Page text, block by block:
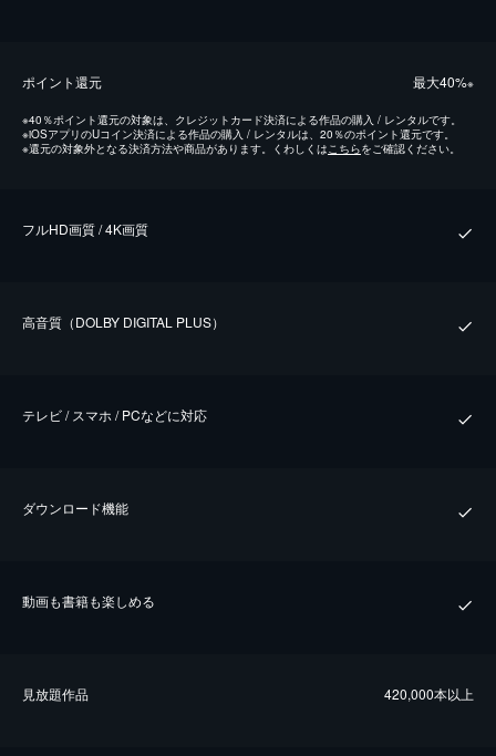
ポイント還元 最⼤40%※
※40％ポイント還元の対象は、クレジットカード決済による作品の購入 / レンタルです。
※iOSアプリのUコイン決済による作品の購入 / レンタルは、20％のポイント還元です。
※還元の対象外となる決済方法や商品があります。くわしくはこちらをご確認ください。
フルHD画質 / 4K画質
⾼⾳質（DOLBY DIGITAL PLUS）
テレビ / スマホ / PCなどに対応
ダウンロード機能
動画も書籍も楽しめる
⾒放題作品 420,000本以上